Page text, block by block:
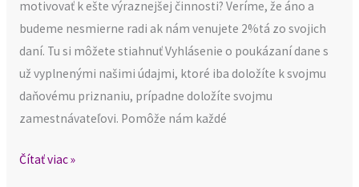
motivovať k ešte výraznejšej činnosti? Veríme, že áno a
budeme nesmierne radi ak nám venujete 2%tá zo svojich
daní. Tu si môžete stiahnuť Vyhlásenie o poukázaní dane s
už vyplnenými našimi údajmi, ktoré iba doložíte k svojmu
daňovému priznaniu, prípadne doložíte svojmu
zamestnávateľovi. Pomôže nám každé
Čítať viac »